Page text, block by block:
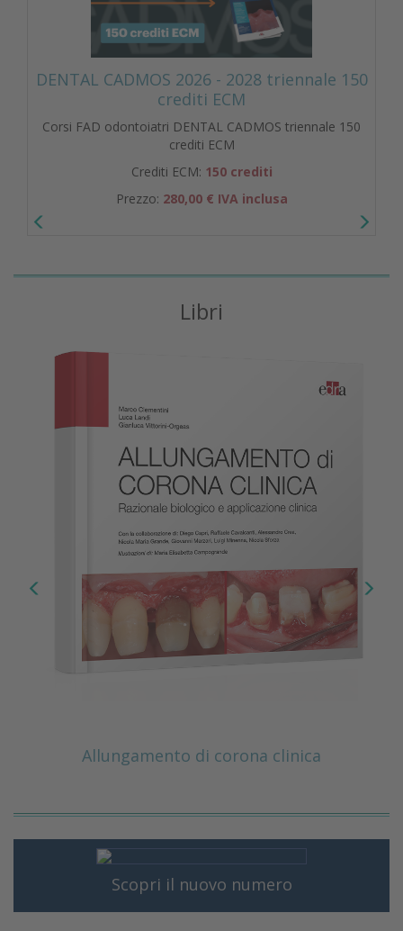
DENTAL CADMOS 2026 - 2028 triennale 150
crediti ECM
Corsi FAD odontoiatri DENTAL CADMOS triennale 150
crediti ECM
Crediti ECM: 150 crediti
Prezzo: 280,00 € IVA inclusa
Libri
Allungamento di corona clinica
Scopri il nuovo numero